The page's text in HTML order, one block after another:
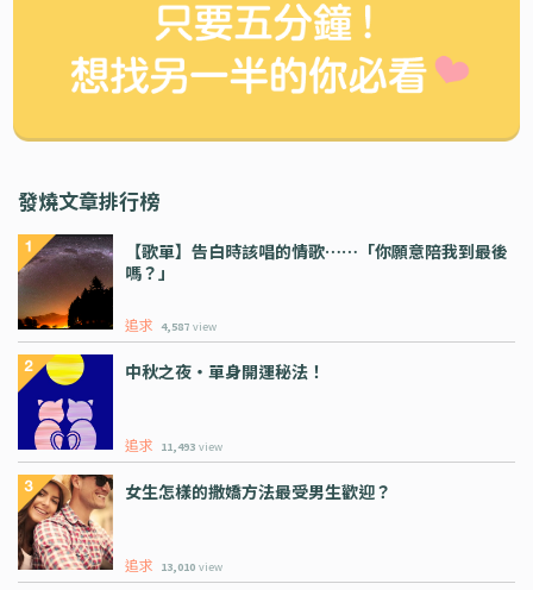
發燒文章排行榜
【歌單】告白時該唱的情歌⋯⋯「你願意陪我到最後
嗎？」
追求 4,587 view
中秋之夜・單身開運秘法！
追求 11,493 view
女生怎樣的撒嬌方法最受男生歡迎？
追求 13,010 view